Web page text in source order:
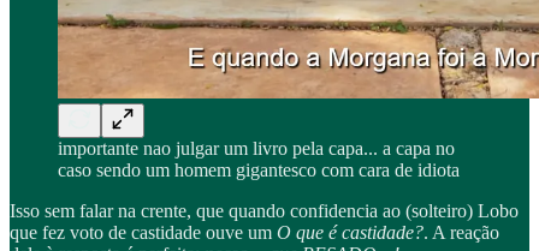
importante nao julgar um livro pela capa... a capa no
caso sendo um homem gigantesco com cara de idiota
Isso sem falar na crente, que quando confidencia ao (solteiro) Lobo
que fez voto de castidade ouve um O que é castidade?. A reação